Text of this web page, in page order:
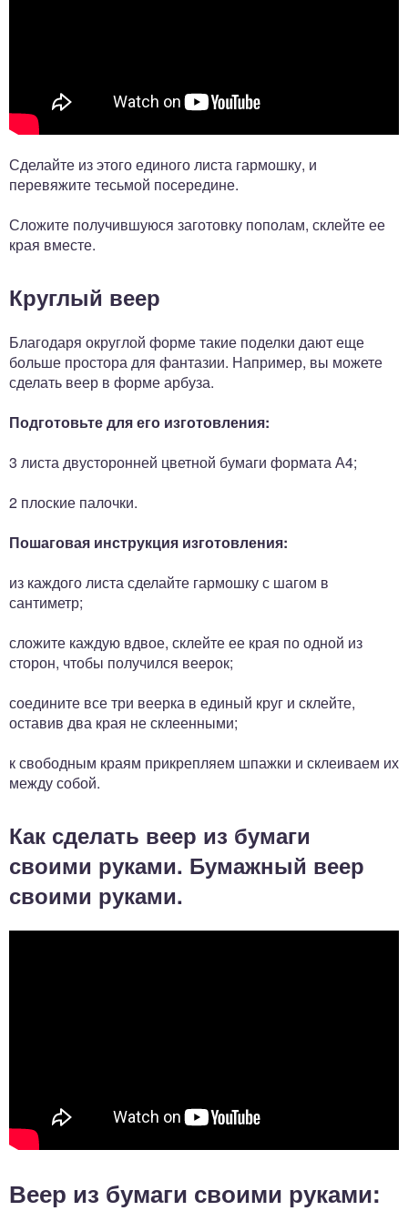
Сделайте из этого единого листа гармошку, и
перевяжите тесьмой посередине.
Сложите получившуюся заготовку пополам, склейте ее
края вместе.
Круглый веер
Благодаря округлой форме такие поделки дают еще
больше простора для фантазии. Например, вы можете
сделать веер в форме арбуза.
Подготовьте для его изготовления:
3 листа двусторонней цветной бумаги формата А4;
2 плоские палочки.
Пошаговая инструкция изготовления:
из каждого листа сделайте гармошку с шагом в
сантиметр;
сложите каждую вдвое, склейте ее края по одной из
сторон, чтобы получился веерок;
соедините все три веерка в единый круг и склейте,
оставив два края не склеенными;
к свободным краям прикрепляем шпажки и склеиваем их
между собой.
Как сделать веер из бумаги
своими руками. Бумажный веер
своими руками.
Веер из бумаги своими руками: